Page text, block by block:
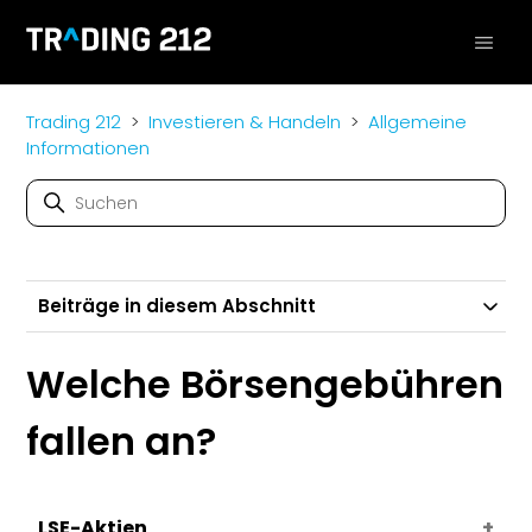
Trading 212 Investieren & Handeln
Allgemeine
Informationen
Beiträge in diesem Abschnitt
Welche Börsengebühren
fallen an?